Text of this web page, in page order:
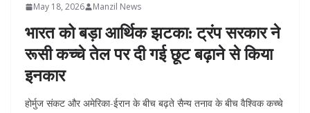
May 18, 2026 Manzil News
भारत को बड़ा आर्थिक झटका: ट्रंप सरकार ने
रूसी कच्चे तेल पर दी गई छूट बढ़ाने से किया
इनकार
होर्मुज संकट और अमेरिका-ईरान के बीच बढ़ते सैन्य तनाव के बीच वैश्विक कच्चे